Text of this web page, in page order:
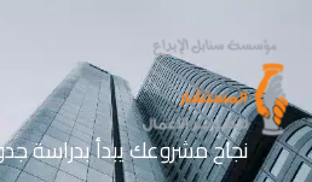
المحتوى
نجاح مشروعك يبدأ بدراسة